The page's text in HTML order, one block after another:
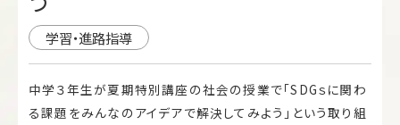
学習・進路指導
中学３年生が夏期特別講座の社会の授業で「SDGｓに関わ
る課題をみんなのアイデアで解決してみよう」という取り組